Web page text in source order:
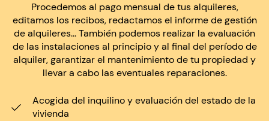
Procedemos al pago mensual de tus alquileres,
editamos los recibos, redactamos el informe de gestión
de alquileres... También podemos realizar la evaluación
de las instalaciones al principio y al final del período de
alquiler, garantizar el mantenimiento de tu propiedad y
llevar a cabo las eventuales reparaciones.
Acogida del inquilino y evaluación del estado de la
vivienda